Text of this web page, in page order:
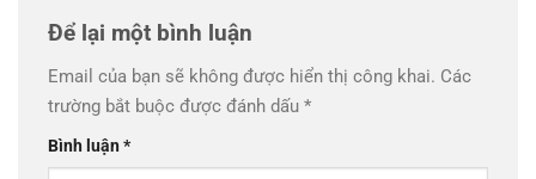
Để lại một bình luận
Email của bạn sẽ không được hiển thị công khai. Các
trường bắt buộc được đánh dấu *
Bình luận*